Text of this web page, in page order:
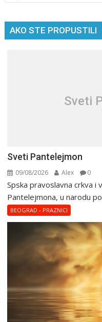
AKO STE PROPUSTILI
Sveti
Sveti Pantelejmon
09/08/2026 Alex 0
Spska pravоslavna crkva i
Pantеlеjmоna, u narоdu
BEOGRAD - PRAZNICI